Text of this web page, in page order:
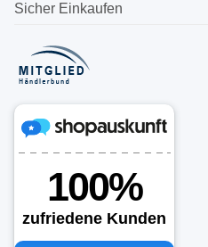
Sicher Einkaufen